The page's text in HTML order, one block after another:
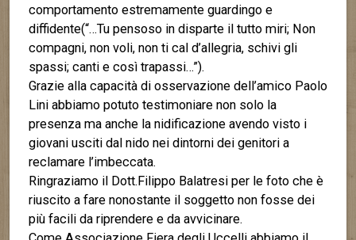
comportamento estremamente guardingo e
diffidente(“…Tu pensoso in disparte il tutto miri; Non
compagni, non voli, non ti cal d’allegria, schivi gli
spassi; canti e così trapassi…”).
Grazie alla capacità di osservazione dell’amico Paolo
Lini abbiamo potuto testimoniare non solo la
presenza ma anche la nidificazione avendo visto i
giovani usciti dal nido nei dintorni dei genitori a
reclamare l’imbeccata.
Ringraziamo il Dott.Filippo Balatresi per le foto che è
riuscito a fare nonostante il soggetto non fosse dei
più facili da riprendere e da avvicinare.